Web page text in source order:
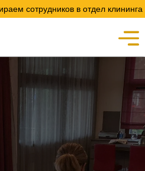
в отдел клининга